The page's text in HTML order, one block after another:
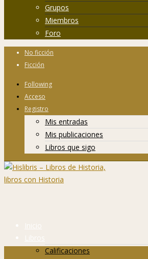
Grupos
Miembros
Foro
No ficción
Ficción
Following
Acceso
Registro
Mis entradas
Mis publicaciones
Libros que sigo
Inicio
Libros
Calificaciones